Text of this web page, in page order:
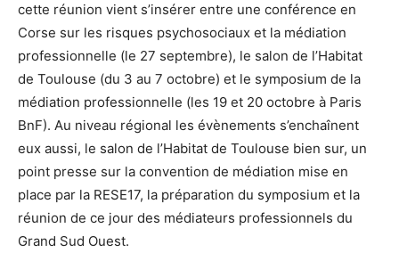
cette réunion vient s’insérer entre une conférence en
Corse sur les risques psychosociaux et la médiation
professionnelle (le 27 septembre), le salon de l’Habitat
de Toulouse (du 3 au 7 octobre) et le symposium de la
médiation professionnelle (les 19 et 20 octobre à Paris
BnF). Au niveau régional les évènements s’enchaînent
eux aussi, le salon de l’Habitat de Toulouse bien sur, un
point presse sur la convention de médiation mise en
place par la RESE17, la préparation du symposium et la
réunion de ce jour des médiateurs professionnels du
Grand Sud Ouest.